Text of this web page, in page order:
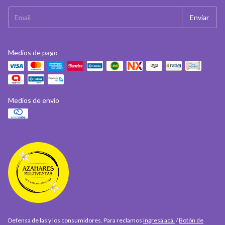
Medios de pago
Medios de envío
Defensa de las y los consumidores. Para reclamos ingresá acá. / Botón de